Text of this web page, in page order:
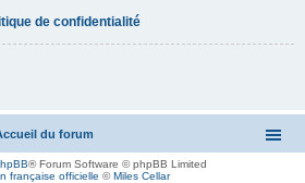
de confidentialité
du forum
® Forum Software © phpBB Limited
française officielle ©Miles Cellar